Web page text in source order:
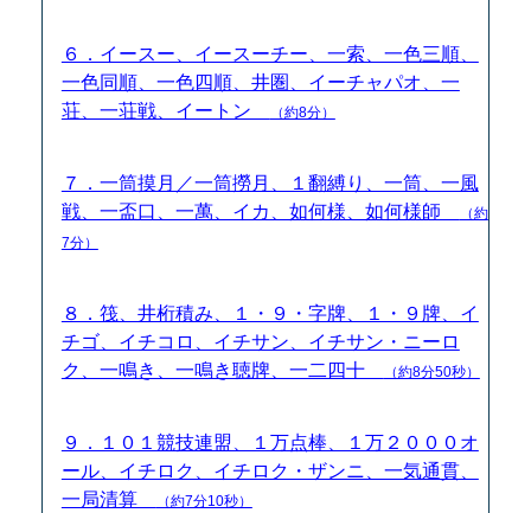
６．イースー、イースーチー、一索、一色三順、
一色同順、一色四順、井圏、イーチャパオ、一
荘、一荘戦、イートン
（約8分）
７．一筒摸月／一筒撈月、１翻縛り、一筒、一風
戦、一盃口、一萬、イカ、如何様、如何様師
（約
7分）
８．筏、井桁積み、１・９・字牌、１・９牌、イ
チゴ、イチコロ、イチサン、イチサン・ニーロ
ク、一鳴き、一鳴き聴牌、一二四十
（約8分50秒）
９．１０１競技連盟、１万点棒、１万２０００オ
ール、イチロク、イチロク・ザンニ、一気通貫、
一局清算
（約7分10秒）